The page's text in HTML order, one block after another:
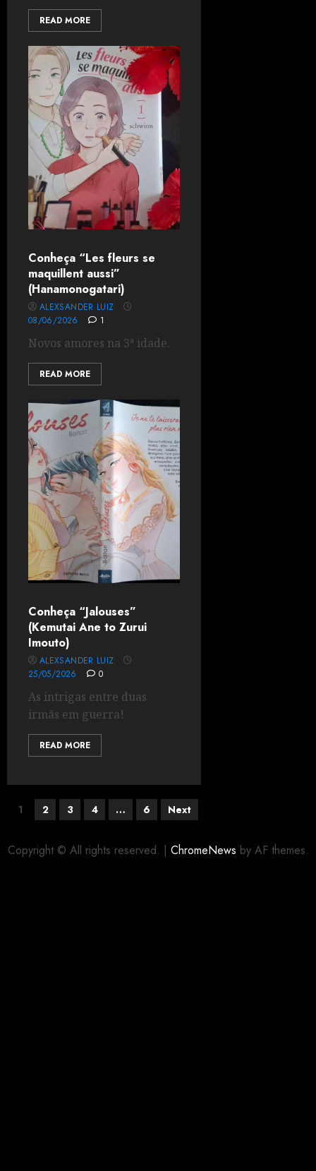
READ MORE
Conheça “Les fleurs se
maquillent aussi”
(Hanamonogatari)
ALEXSANDER LUIZ
08/06/2026
1
Novos amores na 3ª idade.
READ MORE
Conheça “Jalouses”
(Kemutai Ane to Zurui
Imouto)
ALEXSANDER LUIZ
25/05/2026
0
As intrigas entre duas
irmãs em guerra!
READ MORE
1 2 3 4 … 6 Next
Copyright © All rights reserved. | ChromeNews by AF themes.